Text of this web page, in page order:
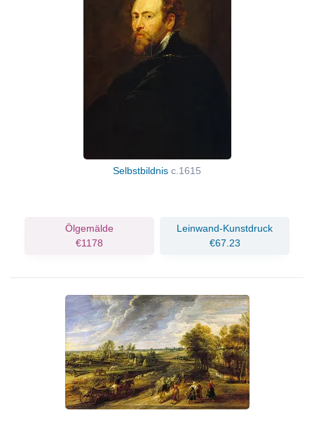
Selbstbildnis c.1615
Ölgemälde
€1178
Leinwand-Kunstdruck
€67.23